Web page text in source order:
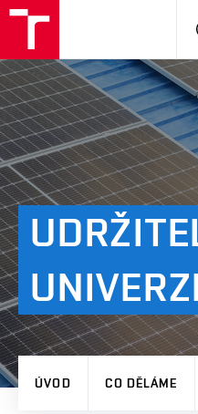
ÚVOD CO DĚLÁME